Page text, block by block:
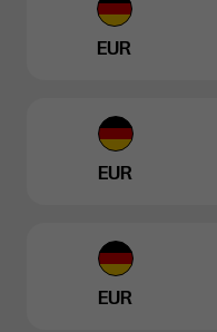
EUR
EUR
EUR